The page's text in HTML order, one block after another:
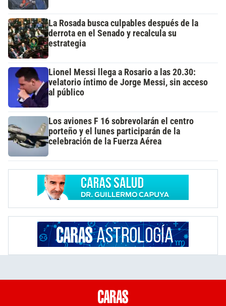
La Rosada busca culpables después de la
derrota en el Senado y recalcula su
estrategia
Lionel Messi llega a Rosario a las 20.30:
velatorio íntimo de Jorge Messi, sin acceso
al público
Los aviones F 16 sobrevolarán el centro
porteño y el lunes participarán de la
celebración de la Fuerza Aérea